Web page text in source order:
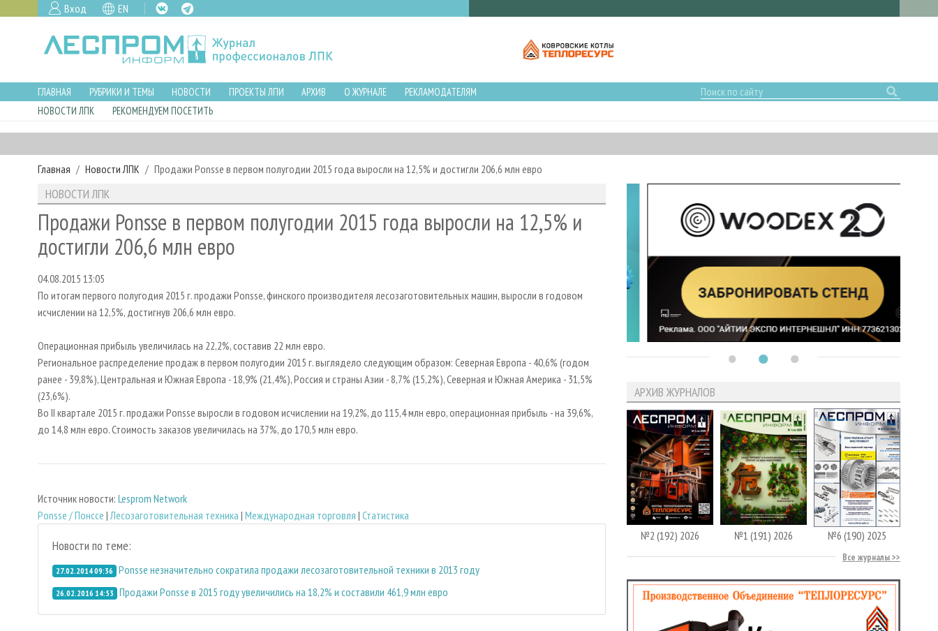
Вход EN
ГЛАВНАЯ РУБРИКИ И ТЕМЫ НОВОСТИ ПРОЕКТЫ ЛПИ АРХИВ О ЖУРНАЛЕ
РЕКЛАМОДАТЕЛЯМ
НОВОСТИ ЛПК
РЕКОМЕНДУЕМ ПОСЕТИТЬ
Главная Новости ЛПК Продажи Ponsse в первом полугодии 2015 года выросли на 12,5% и достигли 206,6 млн евро
НОВОСТИ ЛПК
Продажи Ponsse в первом полугодии 2015 года выросли на 12,5% и
достигли 206,6 млн евро
04.08.2015 13:05
По итогам первого полугодия 2015 г. продажи Ponsse, финского производителя лесозаготовительных машин, выросли в годовом
исчислении на 12,5%, достигнув 206,6 млн евро.
Операционная прибыль увеличилась на 22,2%, составив 22 млн евро.
Региональное распределение продаж в первом полугодии 2015 г. выглядело следующим образом: Северная Европа - 40,6% (годом
ранее - 39,8%), Центральная и Южная Европа - 18,9% (21,4%), Россия и страны Азии - 8,7% (15,2%), Северная и Южная Америка - 31,5%
(23,6%).
Во II квартале 2015 г. продажи Ponsse выросли в годовом исчислении на 19,2%, до 115,4 млн евро, операционная прибыль - на 39,6%,
до 14,8 млн евро. Стоимость заказов увеличилась на 37%, до 170,5 млн евро.
Источник новости: Lesprom Network
Ponsse / Понссе | Лесозаготовительная техника | Международная торговля | Статистика
Новости по теме:
27.02.2014 09:36 Ponsse незначительно сократила продажи лесозаготовительной техники в 2013 году
26.02.2016 14:53 Продажи Ponsse в 2015 году увеличились на 18,2% и составили 461,9 млн евро
АРХИВ ЖУРНАЛОВ
№2 (192) 2026 №1 (191) 2026 №6 (190) 2025
Все журналы